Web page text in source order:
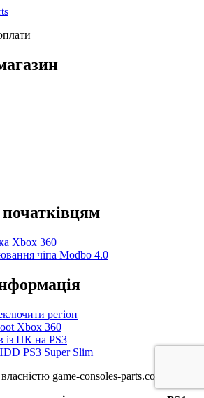
Xbox 360
чіпа Modbo 4.0
регіон
Xbox 360
із ПК на PS3
PS3 Super Slim
game-consoles-parts.com.ua